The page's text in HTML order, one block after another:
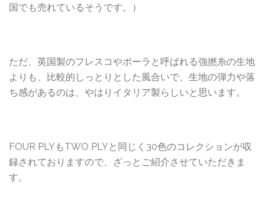
国でも売れているそうです。）
ただ、英国製のフレスコやポーラと呼ばれる強撚糸の生地
よりも、比較的しっとりとした風合いで、生地の弾力や落
ち感があるのは、やはりイタリア製らしいと思います。
FOUR PLYもTWO PLYと同じく30色のコレクションが収
録されておりますので、ざっとご紹介させていただきま
す。